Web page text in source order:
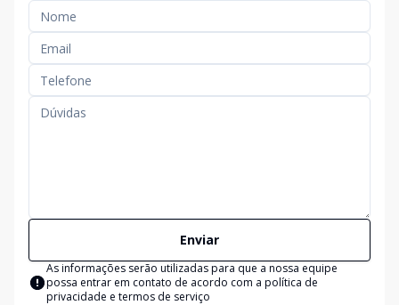
Enviar
As informações serão utilizadas para que a nossa equipe
possa entrar em contato de acordo com a política de
privacidade e termos de serviço